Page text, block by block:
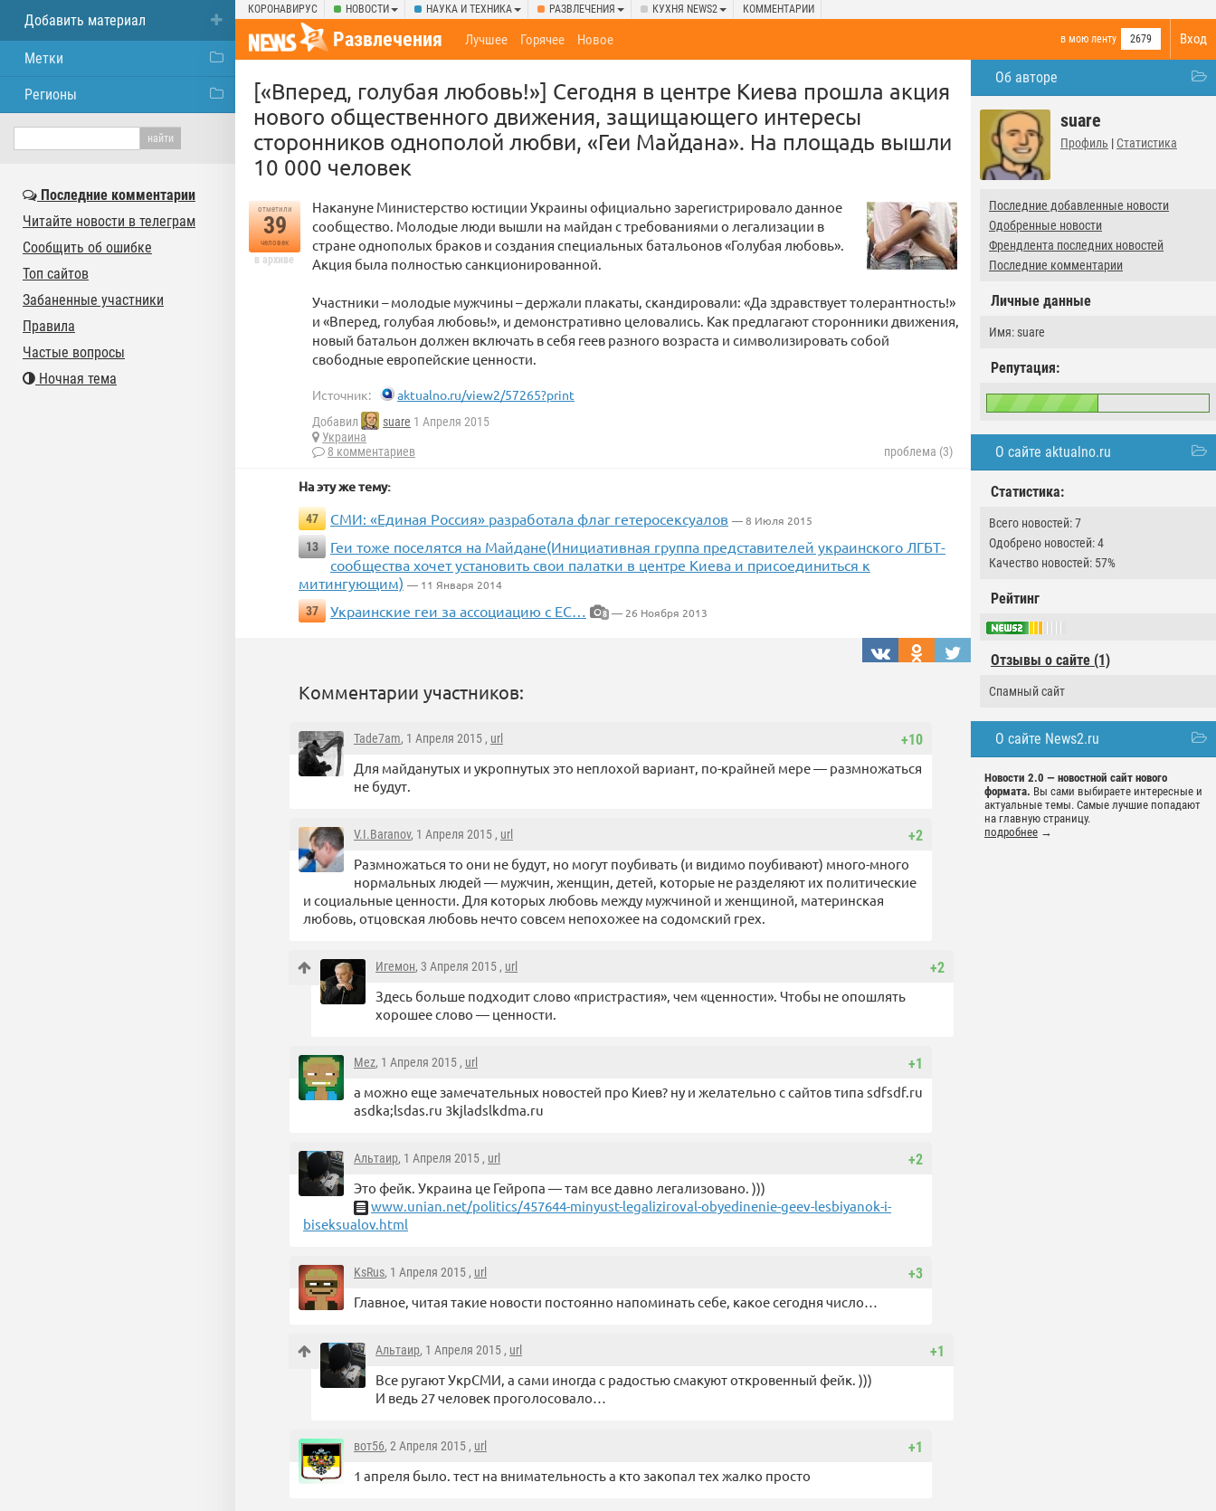
КОРОНАВИРУС НОВОСТИ НАУКА И ТЕХНИКА РАЗВЛЕЧЕНИЯ КУХНЯ NEWS2 КОММЕНТАРИИ
Вход
Развлечения в мою ленту 2679
Лучшее Горячее Новое
Об авторе
suare
Профиль | Статистика
Последние добавленные новости
Одобренные новости
Френдлента последних новостей
Последние комментарии
Личные данные
Имя: suare
Репутация:
О сайте aktualno.ru
Статистика:
Всего новостей: 7
Одобрено новостей: 4
Качество новостей: 57%
Рейтинг
Отзывы о сайте (1)
Спамный сайт
О сайте News2.ru
Новости 2.0 — новостной сайт нового
формата. Вы сами выбираете интересные и
актуальные темы. Самые лучшие попадают
на главную страницу.
подробнее →
[«Вперед, голубая любовь!»] Сегодня в центре Киева прошла акция
нового общественного движения, защищающего интересы
сторонников однополой любви, «Геи Майдана». На площадь вышли
10 000 человек
отметили
39
человек
в архиве
Накануне Министерство юстиции Украины официально зарегистрировало данное
сообщество. Молодые люди вышли на майдан с требованиями о легализации в
стране однополых браков и создания специальных батальонов «Голубая любовь».
Акция была полностью санкционированной.
Участники – молодые мужчины – держали плакаты, скандировали: «Да здравствует толерантность!»
и «Вперед, голубая любовь!», и демонстративно целовались. Как предлагают сторонники движения,
новый батальон должен включать в себя геев разного возраста и символизировать собой
свободные европейские ценности.
Источник: aktualno.ru/view2/57265?print
Добавил suare 1 Апреля 2015
Украина
8 комментариев
проблема (3)
На эту же тему:
47 СМИ: «Единая Россия» разработала флаг гетеросексуалов — 8 Июля 2015
13
Геи тоже поселятся на Майдане(Инициативная группа представителей украинского ЛГБТ-
сообщества хочет установить свои палатки в центре Киева и присоединиться к
митингующим) — 11 Января 2014
37
Украинские геи за ассоциацию с ЕС… 8 — 26 Ноября 2013
Комментарии участников:
+10
Tade7am, 1 Апреля 2015 , url
Для майданутых и укропнутых это неплохой вариант, по-крайней мере — размножаться
не будут.
+2
V.I.Baranov, 1 Апреля 2015 , url
Размножаться то они не будут, но могут поубивать (и видимо поубивают) много-много
нормальных людей — мужчин, женщин, детей, которые не разделяют их политические
и социальные ценности. Для которых любовь между мужчиной и женщиной, материнская
любовь, отцовская любовь нечто совсем непохожее на содомский грех.
+2
Игемон, 3 Апреля 2015 , url
Здесь больше подходит слово «пристрастия», чем «ценности». Чтобы не опошлять
хорошее слово — ценности.
+1
Mez, 1 Апреля 2015 , url
а можно еще замечательных новостей про Киев? ну и желательно с сайтов типа sdfsdf.ru
asdka;lsdas.ru 3kjladslkdma.ru
+2
Альтаир, 1 Апреля 2015 , url
Это фейк. Украина це Гейропа — там все давно легализовано. )))
www.unian.net/politics/457644-minyust-legaliziroval-obyedinenie-geev-lesbiyanok-i-
biseksualov.html
+3
KsRus, 1 Апреля 2015 , url
Главное, читая такие новости постоянно напоминать себе, какое сегодня число…
+1
Альтаир, 1 Апреля 2015 , url
Все ругают УкрСМИ, а сами иногда с радостью смакуют откровенный фейк. )))
И ведь 27 человек проголосовало…
+1
вот56, 2 Апреля 2015 , url
1 апреля было. тест на внимательность а кто закопал тех жалко просто
Добавить материал
Метки
Регионы
Последние комментарии
Читайте новости в телеграм
Сообщить об ошибке
Топ сайтов
Забаненные участники
Правила
Частые вопросы
Ночная тема